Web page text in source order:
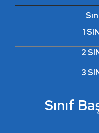
1
2
3
Sınıf